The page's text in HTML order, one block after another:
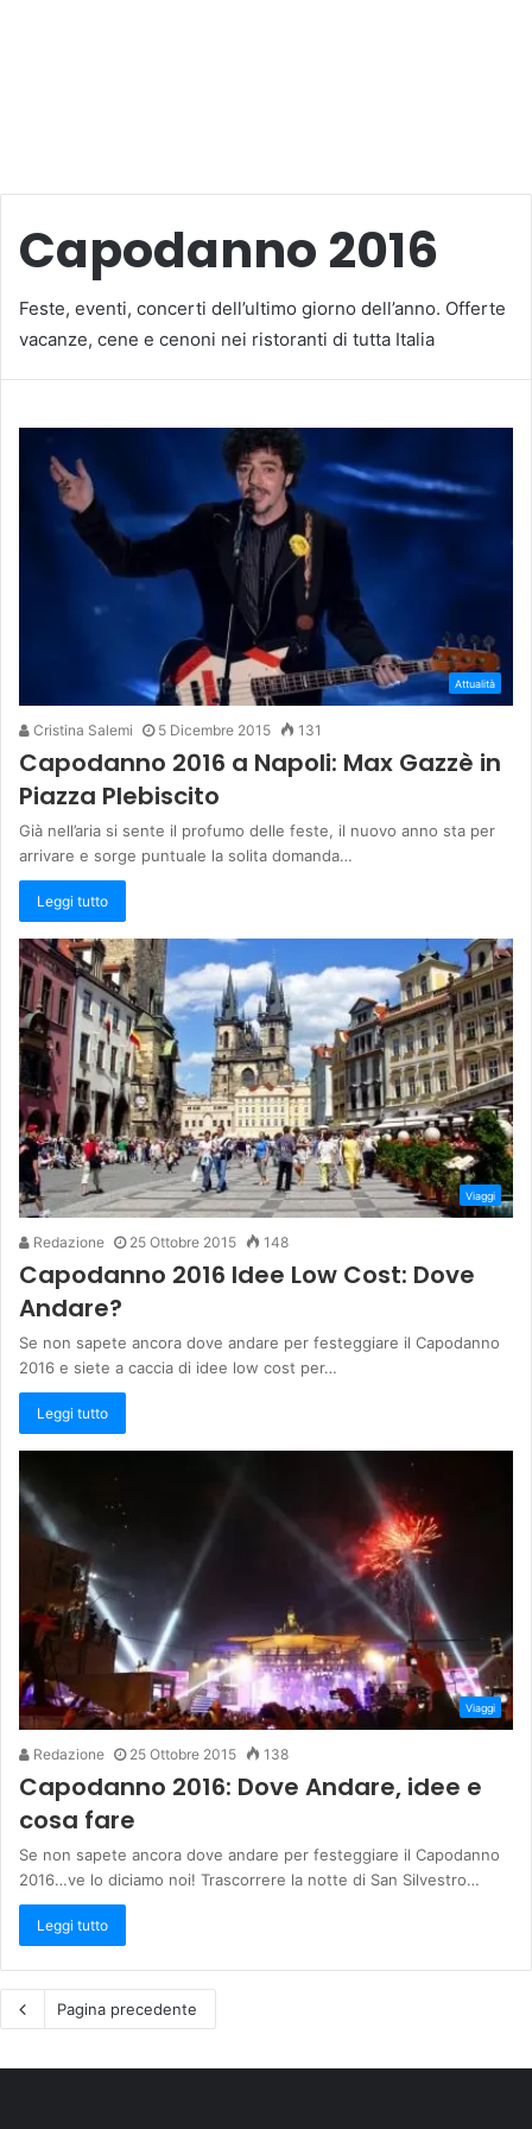
Capodanno 2016
Feste, eventi, concerti dell’ultimo giorno dell’anno. Offerte
vacanze, cene e cenoni nei ristoranti di tutta Italia
Attualità
Cristina Salemi 5 Dicembre 2015 131
Capodanno 2016 a Napoli: Max Gazzè in
Piazza Plebiscito
Già nell’aria si sente il profumo delle feste, il nuovo anno sta per
arrivare e sorge puntuale la solita domanda…
Leggi tutto
Viaggi
Redazione 25 Ottobre 2015 148
Capodanno 2016 Idee Low Cost: Dove
Andare?
Se non sapete ancora dove andare per festeggiare il Capodanno
2016 e siete a caccia di idee low cost per…
Leggi tutto
Viaggi
Redazione 25 Ottobre 2015 138
Capodanno 2016: Dove Andare, idee e
cosa fare
Se non sapete ancora dove andare per festeggiare il Capodanno
2016…ve lo diciamo noi! Trascorrere la notte di San Silvestro…
Leggi tutto
Pagina precedente